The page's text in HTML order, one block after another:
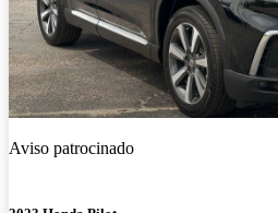
Aviso patrocinado